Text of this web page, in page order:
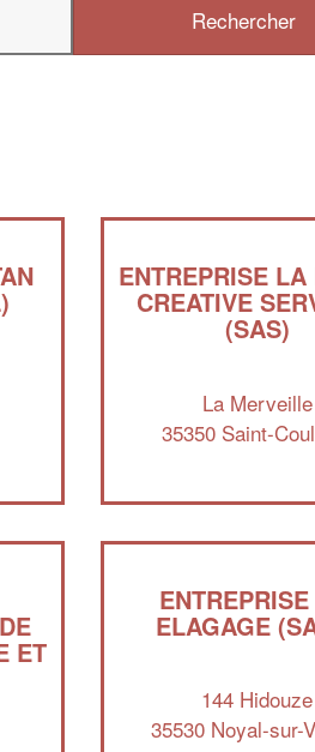
ENTREPRISE LA
CREATIVE
(SAS)
La Merveille
35350 Saint-
ET
ELAGAGE
144 Hidouze
35530 Noyal-sur-
✕
margestout
nouveaux